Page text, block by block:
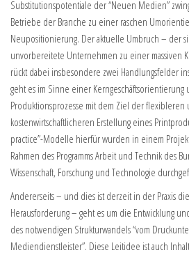
Substitutionspotentiale der “Neuen Medien”
Betriebe der Branche zu einer raschen
Neupositionierung. Der aktuelle Umbruch – der
unvorbereitete Unternehmen zu einer massiven
rückt dabei insbesondere zwei Handlungsfelder
geht es im Sinne einer
Produktionsprozesse mit dem Ziel der flexibleren
kostenwirtschaftlicheren Erstellung eines
practice”-Modelle hierfür wurden in einem
Rahmen des Programms Arbeit und Technik des
Wissenschaft, Forschung und Technologie
Andererseits – und dies ist derzeit in der Praxis
Herausforderung – geht es um die Entwicklung
des notwendigen Strukturwandels “vom
Mediendienstleister”. Diese Leitidee ist auch